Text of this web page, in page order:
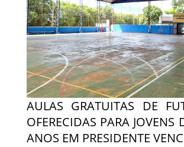
AULAS GRATUITAS DE
OFERECIDAS PARA JOVENS
ANOS EM PRESIDENTE